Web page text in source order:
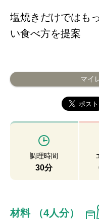
塩焼きだけではも
い食べ方を提案
マイ
調理時間
30分
材料 （4人分）